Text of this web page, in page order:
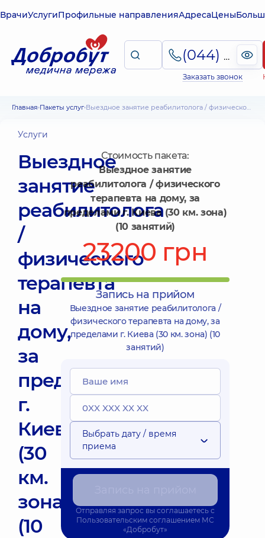
ВрачиУслугиПрофильные направленияАдресаЦены
(044) 495-2-888
Заказать звонок
Главная Пакеты услуг Выездное занятие реабилитолога / физического терапевта на дому, за пределами г. Киева (30 км. зона) (10 занятий)
Услуги
Выездное
занятие
реабилитолога
/
физического
терапевта
на
дому,
за
пределами
г.
Киева
(30
км.
зона)
(10
Стоимость пакета:
Выездное занятие
реабилитолога / физического
терапевта на дому, за
пределами г. Киева (30 км. зона)
(10 занятий)
23200 грн
Запись на прийом
Выездное занятие реабилитолога /
физического терапевта на дому, за
пределами г. Киева (30 км. зона) (10
занятий)
Выбрать дату / время
приема
Отправляя запрос вы соглашаетесь с
Пользовательским соглашением МС
«Добробут»